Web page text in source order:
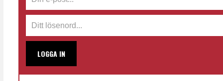
LOGGA IN